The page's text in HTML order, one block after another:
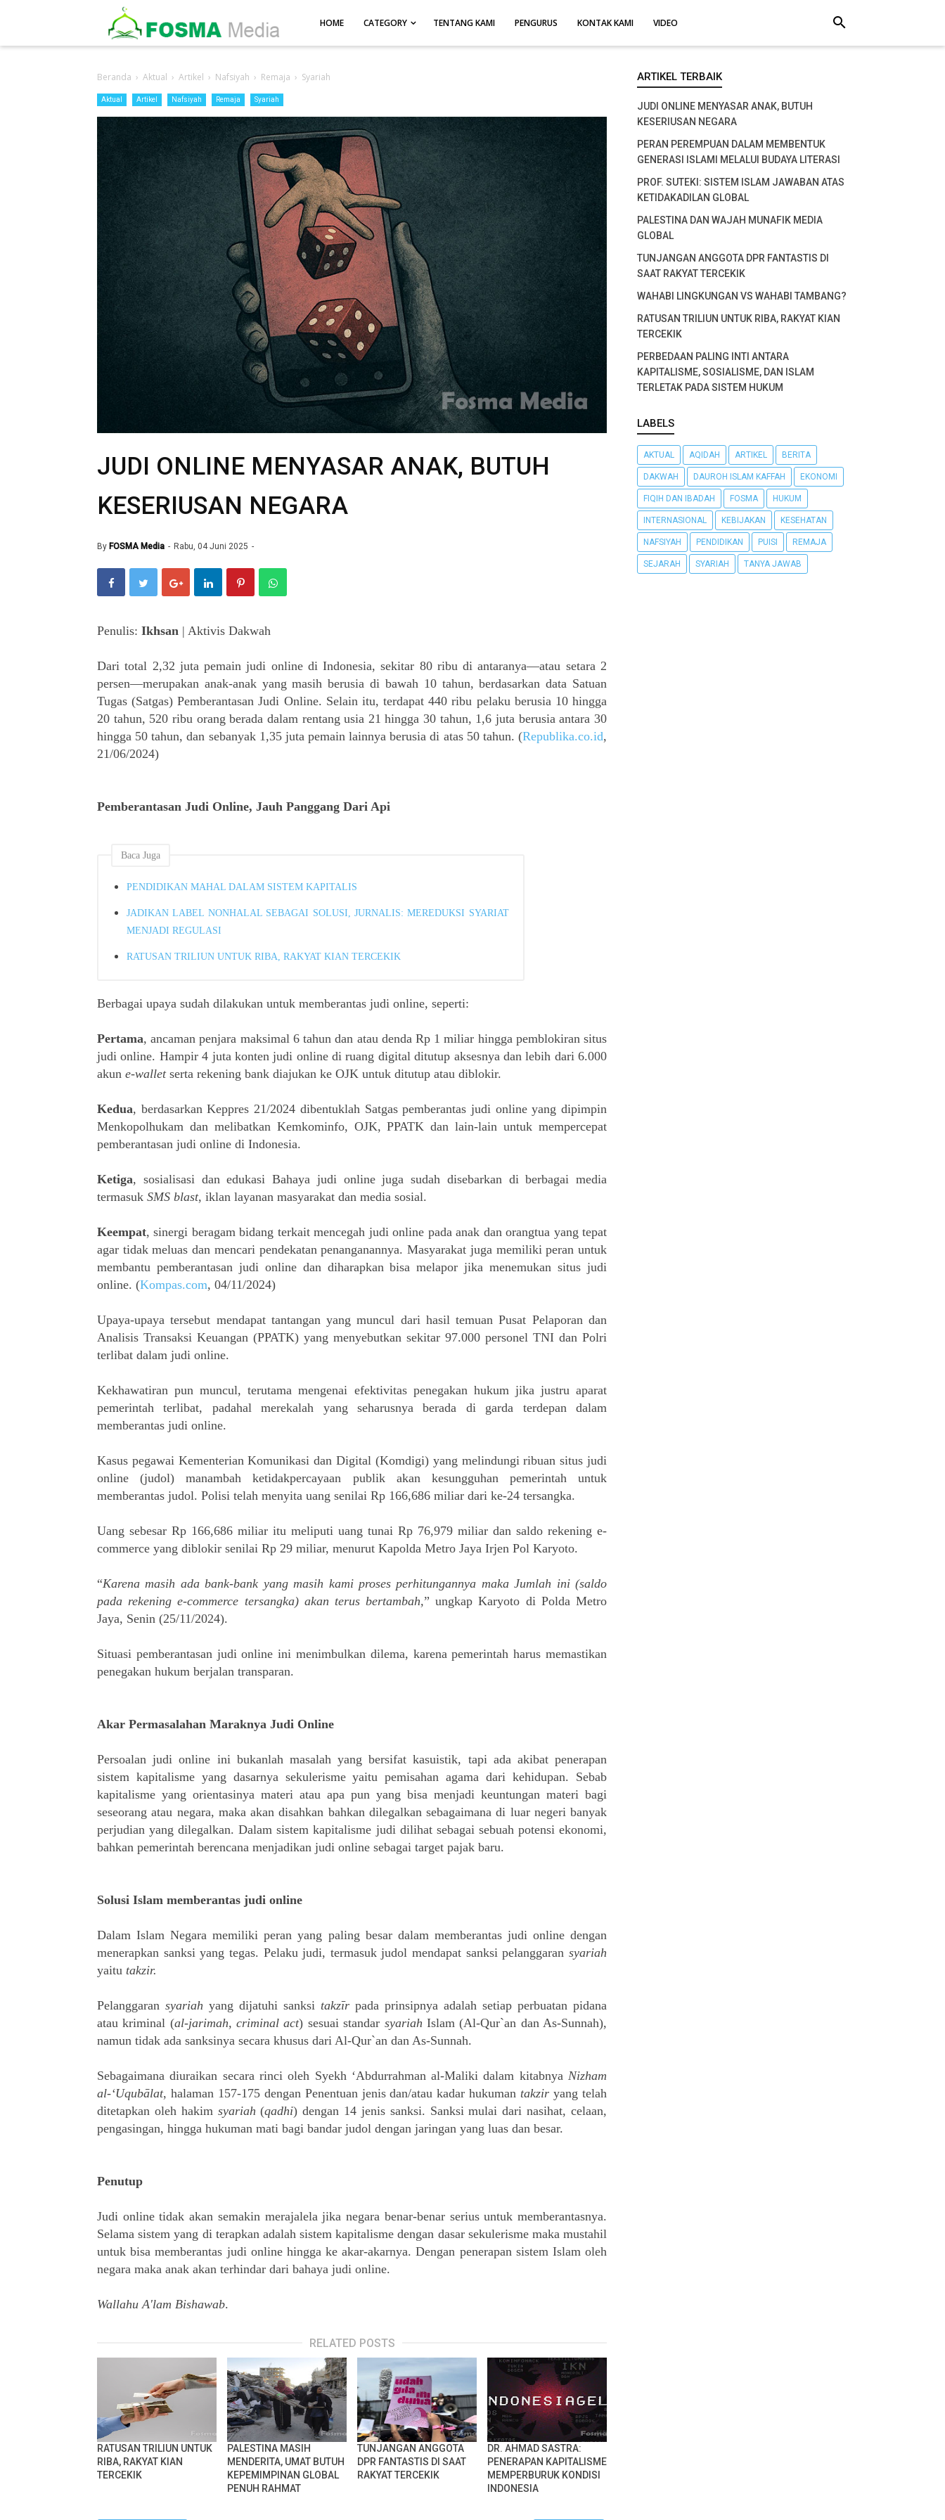
HOME CATEGORY TENTANG KAMI PENGURUS KONTAK KAMI VIDEO search
Beranda › Aktual › Artikel › Nafsiyah › Remaja › Syariah
Aktual Artikel Nafsiyah Remaja Syariah
JUDI ONLINE MENYASAR ANAK, BUTUH
KESERIUSAN NEGARA
By FOSMA Media Rabu, 04 Juni 2025
Penulis: Ikhsan | Aktivis Dakwah
Dari total 2,32 juta pemain judi online di Indonesia, sekitar 80 ribu di antaranya—atau setara 2
persen—merupakan anak-anak yang masih berusia di bawah 10 tahun, berdasarkan data Satuan
Tugas (Satgas) Pemberantasan Judi Online. Selain itu, terdapat 440 ribu pelaku berusia 10 hingga
20 tahun, 520 ribu orang berada dalam rentang usia 21 hingga 30 tahun, 1,6 juta berusia antara 30
hingga 50 tahun, dan sebanyak 1,35 juta pemain lainnya berusia di atas 50 tahun. (Republika.co.id,
21/06/2024)
Pemberantasan Judi Online, Jauh Panggang Dari Api
Baca Juga
PENDIDIKAN MAHAL DALAM SISTEM KAPITALIS
JADIKAN LABEL NONHALAL SEBAGAI SOLUSI, JURNALIS: MEREDUKSI SYARIAT
MENJADI REGULASI
RATUSAN TRILIUN UNTUK RIBA, RAKYAT KIAN TERCEKIK
Berbagai upaya sudah dilakukan untuk memberantas judi online, seperti:
Pertama, ancaman penjara maksimal 6 tahun dan atau denda Rp 1 miliar hingga pemblokiran situs
judi online. Hampir 4 juta konten judi online di ruang digital ditutup aksesnya dan lebih dari 6.000
akun e-walletserta rekening bank diajukan ke OJK untuk ditutup atau diblokir.
Kedua, berdasarkan Keppres 21/2024 dibentuklah Satgas pemberantas judi online yang dipimpin
Menkopolhukam dan melibatkan Kemkominfo, OJK, PPATK dan lain-lain untuk mempercepat
pemberantasan judi online di Indonesia.
Ketiga, sosialisasi dan edukasi Bahaya judi online juga sudah disebarkan di berbagai media
termasuk SMS blast, iklan layanan masyarakat dan media sosial.
Keempat, sinergi beragam bidang terkait mencegah judi online pada anak dan orangtua yang tepat
agar tidak meluas dan mencari pendekatan penanganannya. Masyarakat juga memiliki peran untuk
membantu pemberantasan judi online dan diharapkan bisa melapor jika menemukan situs judi
online. (Kompas.com, 04/11/2024)
Upaya-upaya tersebut mendapat tantangan yang muncul dari hasil temuan Pusat Pelaporan dan
Analisis Transaksi Keuangan (PPATK) yang menyebutkan sekitar 97.000 personel TNI dan Polri
terlibat dalam judi online.
Kekhawatiran pun muncul, terutama mengenai efektivitas penegakan hukum jika justru aparat
pemerintah terlibat, padahal merekalah yang seharusnya berada di garda terdepan dalam
memberantas judi online.
Kasus pegawai Kementerian Komunikasi dan Digital (Komdigi) yang melindungi ribuan situs judi
online (judol) manambah ketidakpercayaan publik akan kesungguhan pemerintah untuk
memberantas judol. Polisi telah menyita uang senilai Rp 166,686 miliar dari ke-24 tersangka.
Uang sebesar Rp 166,686 miliar itu meliputi uang tunai Rp 76,979 miliar dan saldo rekening e-
commerce yang diblokir senilai Rp 29 miliar, menurut Kapolda Metro Jaya Irjen Pol Karyoto.
“Karena masih ada bank-bank yang masih kami proses perhitungannya maka Jumlah ini (saldo
pada rekening e-commerce tersangka) akan terus bertambah,” ungkap Karyoto di Polda Metro
Jaya, Senin (25/11/2024).
Situasi pemberantasan judi online ini menimbulkan dilema, karena pemerintah harus memastikan
penegakan hukum berjalan transparan.
Akar Permasalahan Maraknya Judi Online
Persoalan judi online ini bukanlah masalah yang bersifat kasuistik, tapi ada akibat penerapan
sistem kapitalisme yang dasarnya sekulerisme yaitu pemisahan agama dari kehidupan. Sebab
kapitalisme yang orientasinya materi atau apa pun yang bisa menjadi keuntungan materi bagi
seseorang atau negara, maka akan disahkan bahkan dilegalkan sebagaimana di luar negeri banyak
perjudian yang dilegalkan. Dalam sistem kapitalisme judi dilihat sebagai sebuah potensi ekonomi,
bahkan pemerintah berencana menjadikan judi online sebagai target pajak baru.
Solusi Islam memberantas judi online
Dalam Islam Negara memiliki peran yang paling besar dalam memberantas judi online dengan
menerapkan sanksi yang tegas. Pelaku judi, termasuk judol mendapat sanksi pelanggaran syariah
yaitu takzir.
Pelanggaran syariah yang dijatuhi sanksi takzīr pada prinsipnya adalah setiap perbuatan pidana
atau kriminal (al-jarimah, criminal act) sesuai standar syariah Islam (Al-Qur`an dan As-Sunnah),
namun tidak ada sanksinya secara khusus dari Al-Qur`an dan As-Sunnah.
Sebagaimana diuraikan secara rinci oleh Syekh ‘Abdurrahman al-Maliki dalam kitabnya Nizham
al-‘Uqubālat, halaman 157-175 dengan Penentuan jenis dan/atau kadar hukuman takzir yang telah
ditetapkan oleh hakim syariah (qadhi) dengan 14 jenis sanksi. Sanksi mulai dari nasihat, celaan,
pengasingan, hingga hukuman mati bagi bandar judol dengan jaringan yang luas dan besar.
Penutup
Judi online tidak akan semakin merajalela jika negara benar-benar serius untuk memberantasnya.
Selama sistem yang di terapkan adalah sistem kapitalisme dengan dasar sekulerisme maka mustahil
untuk bisa memberantas judi online hingga ke akar-akarnya. Dengan penerapan sistem Islam oleh
negara maka anak akan terhindar dari bahaya judi online.
Wallahu A'lam Bishawab.
RELATED POSTS
RATUSAN TRILIUN UNTUK
RIBA, RAKYAT KIAN
TERCEKIK
PALESTINA MASIH
MENDERITA, UMAT BUTUH
KEPEMIMPINAN GLOBAL
PENUH RAHMAT
TUNJANGAN ANGGOTA
DPR FANTASTIS DI SAAT
RAKYAT TERCEKIK
DR. AHMAD SASTRA:
PENERAPAN KAPITALISME
MEMPERBURUK KONDISI
INDONESIA
ARTIKEL TERBAIK
JUDI ONLINE MENYASAR ANAK, BUTUH
KESERIUSAN NEGARA
PERAN PEREMPUAN DALAM MEMBENTUK
GENERASI ISLAMI MELALUI BUDAYA LITERASI
PROF. SUTEKI: SISTEM ISLAM JAWABAN ATAS
KETIDAKADILAN GLOBAL
PALESTINA DAN WAJAH MUNAFIK MEDIA
GLOBAL
TUNJANGAN ANGGOTA DPR FANTASTIS DI
SAAT RAKYAT TERCEKIK
WAHABI LINGKUNGAN VS WAHABI TAMBANG?
RATUSAN TRILIUN UNTUK RIBA, RAKYAT KIAN
TERCEKIK
PERBEDAAN PALING INTI ANTARA
KAPITALISME, SOSIALISME, DAN ISLAM
TERLETAK PADA SISTEM HUKUM
LABELS
AKTUAL AQIDAH ARTIKEL BERITA
DAKWAH DAUROH ISLAM KAFFAH EKONOMI
FIQIH DAN IBADAH FOSMA HUKUM
INTERNASIONAL KEBIJAKAN KESEHATAN
NAFSIYAH PENDIDIKAN PUISI REMAJA
SEJARAH SYARIAH TANYA JAWAB